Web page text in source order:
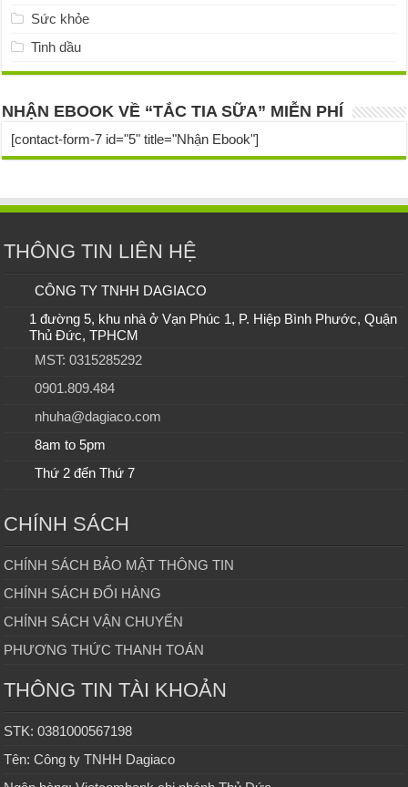
Sức khỏe
Tinh dầu
NHẬN EBOOK VỀ “TẮC TIA SỮA” MIỄN PHÍ
[contact-form-7 id="5" title="Nhận Ebook"]
THÔNG TIN LIÊN HỆ
CÔNG TY TNHH DAGIACO
1 đường 5, khu nhà ở Vạn Phúc 1, P. Hiệp Bình Phước, Quận
Thủ Đức, TPHCM
MST: 0315285292
0901.809.484
nhuha@dagiaco.com
8am to 5pm
Thứ 2 đến Thứ 7
CHÍNH SÁCH
CHÍNH SÁCH BẢO MẬT THÔNG TIN
CHÍNH SÁCH ĐỔI HÀNG
CHÍNH SÁCH VẬN CHUYỂN
PHƯƠNG THỨC THANH TOÁN
THÔNG TIN TÀI KHOẢN
STK: 0381000567198
Tên: Công ty TNHH Dagiaco